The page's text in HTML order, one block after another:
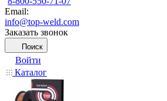
Email:
info@top-weld.com
Заказать звонок
Поиск
Войти
Каталог